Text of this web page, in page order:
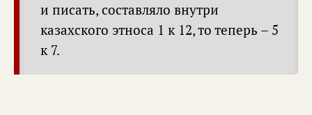
и писать, составляло внутри
казахского этноса 1 к 12, то теперь – 5
к 7.